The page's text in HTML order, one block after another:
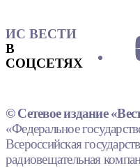
ИС ВЕСТИ
В
СОЦСЕТЯХ
© Сетевое издание
«Федеральное
Всероссийская
радиовещательная